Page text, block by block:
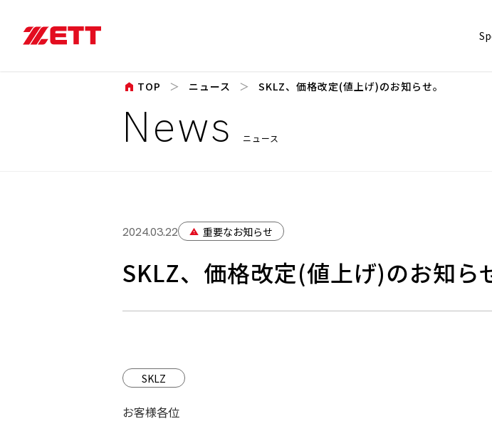
News ニュース
home TOP ニュース SKLZ、価格改定(値上げ)のお知らせ。
2024.03.22 warning 重要なお知らせ
SKLZ、価格改定(値上げ)のお知ら
SKLZ
お客様各位